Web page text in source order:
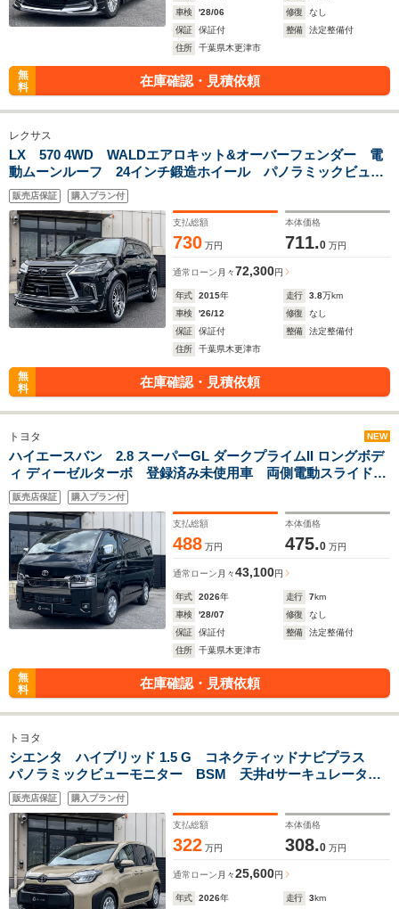
車検
'28/06 修復
なし
保証
保証付 整備
法定整備付
住所
千葉県木更津市
無
料
在庫確認・見積依頼
レクサス
LX 570 4WD WALDエアロキット&オーバーフェンダー 電
動ムーンルーフ 24インチ鍛造ホイール パノラミックビュー
モニター BSM HUD Bluetooth ETC2.0 パワーバックド
ア クールボックス
販売店保証 購入プラン付
支払総額
730 万円
本体価格
711.0 万円
通常ローン 月々72,300円
年式 2015年 走行 3.8万km
車検
'26/12 修復
なし
保証
保証付 整備
法定整備付
住所
千葉県木更津市
無
料
在庫確認・見積依頼
トヨタ NEW
ハイエースバン 2.8 スーパーGL ダークプライムII ロングボデ
ィ ディーゼルターボ 登録済み未使用車 両側電動スライドド
ア LEDヘッドライト デジタルインナーミラー ディスプレ
イオーディオ フルセグTV Bluetoothオーディオ パノラミ
ックビューモニター
販売店保証 購入プラン付
支払総額
488 万円
本体価格
475.0 万円
通常ローン 月々43,100円
年式 2026年 走行 7km
車検
'28/07 修復
なし
保証
保証付 整備
法定整備付
住所
千葉県木更津市
無
料
在庫確認・見積依頼
トヨタ
シエンタ ハイブリッド 1.5 G コネクティッドナビプラス
パノラミックビューモニター BSM 天井dサーキュレータ
ー アクセサリーコンセント ETC2.0 両側電動スライドド
ア コンフォートパッケージ Bluetoothオーディオ
販売店保証 購入プラン付
支払総額
322 万円
本体価格
308.0 万円
通常ローン 月々25,600円
年式 2026年 走行 3km